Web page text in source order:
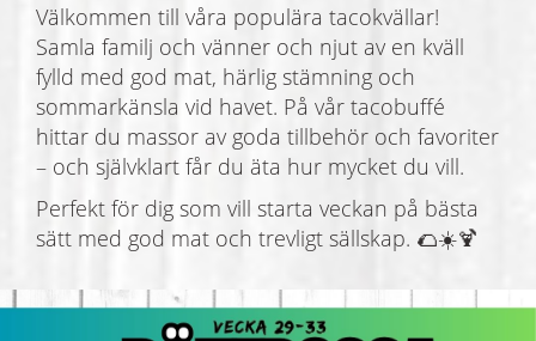
Välkommen till våra populära tacokvällar!
Samla familj och vänner och njut av en kväll
fylld med god mat, härlig stämning och
sommarkänsla vid havet. På vår tacobuffé
hittar du massor av goda tillbehör och favoriter
– och självklart får du äta hur mycket du vill.
Perfekt för dig som vill starta veckan på bästa
sätt med god mat och trevligt sällskap. 🌮☀️🍹